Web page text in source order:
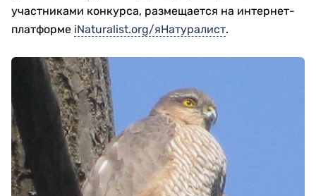
участниками конкурса, размещается на интернет-
платформе iNaturalist.org/яНатуралист.